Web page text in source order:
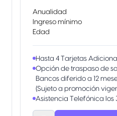
Anualidad
Ingreso mínimo
Edad
Hasta 4 Tarjetas
Opción de traspaso de
Bancos diferido a 12
(Sujeto a promoción
Asistencia Telefónica los
nuestro Centro de